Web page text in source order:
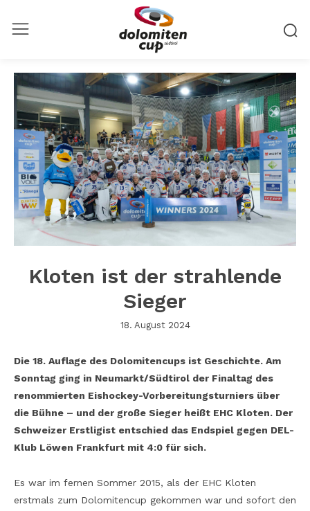
Kloten ist der strahlende
Sieger
18. August 2024
Die 18. Auflage des Dolomitencups ist Geschichte. Am
Sonntag ging in Neumarkt/Südtirol der Finaltag des
renommierten Eishockey-Vorbereitungsturniers über
die Bühne – und der große Sieger heißt EHC Kloten. Der
Schweizer Erstligist entschied das Endspiel gegen DEL-
Klub Löwen Frankfurt mit 4:0 für sich.
Es war im fernen Sommer 2015, als der EHC Kloten
erstmals zum Dolomitencup gekommen war und sofort den